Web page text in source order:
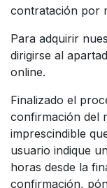
contratación por
Para adquirir
dirigirse al
online.
Finalizado el
confirmación del
imprescindible
usuario indique
horas desde la
confirmación,